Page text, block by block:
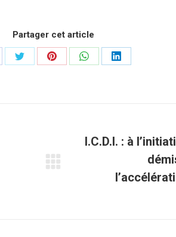
Partager cet article
PartagerPartagerPartagerPartager
I.C.D.I. : à